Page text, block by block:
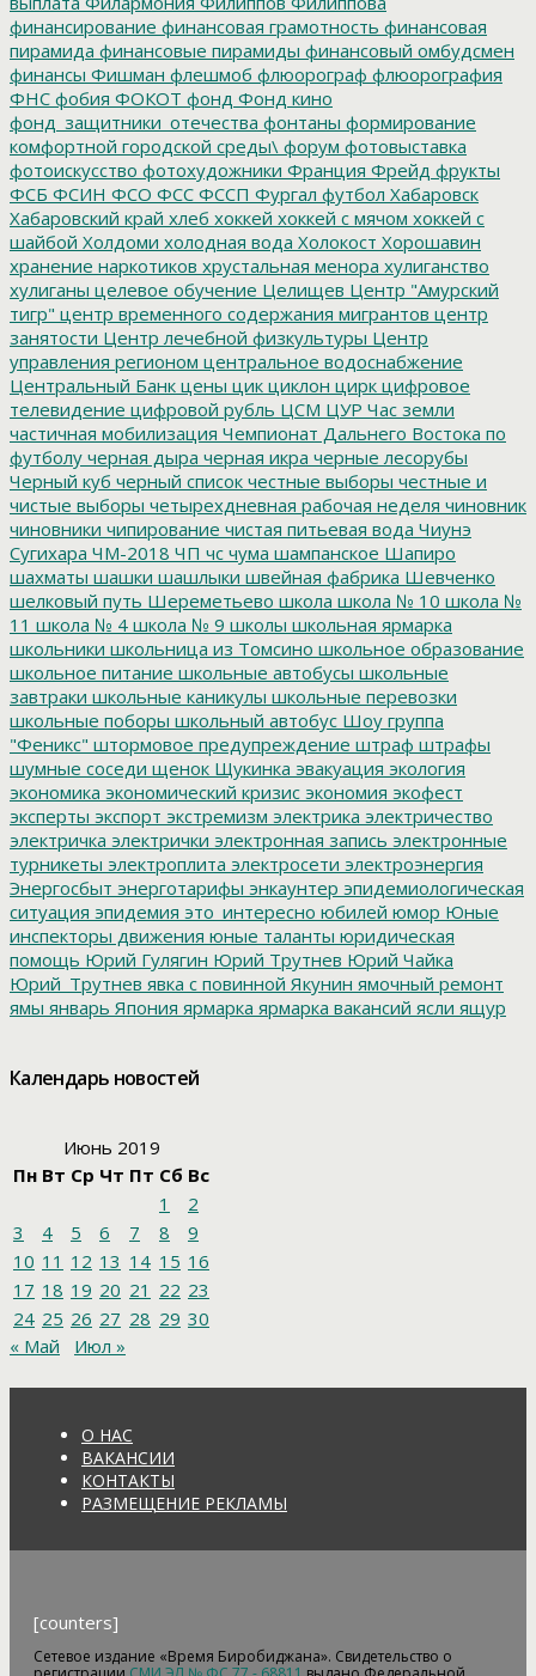
финансирование финансовая грамотность финансовая
пирамида финансовые пирамиды финансовый омбудсмен
финансы Фишман флешмоб флюорограф флюорография
ФНС фобия ФОКОТ фонд Фонд кино
фонд_защитники_отечества фонтаны формирование
комфортной городской среды\ форум фотовыставка
фотоискусство фотохудожники Франция Фрейд фрукты
ФСБ ФСИН ФСО ФСС ФССП Фургал футбол Хабаровск
Хабаровский край хлеб хоккей хоккей с мячом хоккей с
шайбой Холдоми холодная вода Холокост Хорошавин
хранение наркотиков хрустальная менора хулиганство
хулиганы целевое обучение Целищев Центр "Амурский
тигр" центр временного содержания мигрантов центр
занятости Центр лечебной физкультуры Центр
управления регионом центральное водоснабжение
Центральный Банк цены цик циклон цирк цифровое
телевидение цифровой рубль ЦСМ ЦУР Час земли
частичная мобилизация Чемпионат Дальнего Востока по
футболу черная дыра черная икра черные лесорубы
Черный куб черный список честные выборы честные и
чистые выборы четырехдневная рабочая неделя чиновник
чиновники чипирование чистая питьевая вода Чиунэ
Сугихара ЧМ-2018 ЧП чс чума шампанское Шапиро
шахматы шашки шашлыки швейная фабрика Шевченко
шелковый путь Шереметьево школа школа № 10 школа №
11 школа № 4 школа № 9 школы школьная ярмарка
школьники школьница из Томсино школьное образование
школьное питание школьные автобусы школьные
завтраки школьные каникулы школьные перевозки
школьные поборы школьный автобус Шоу группа
"Феникс" штормовое предупреждение штраф штрафы
шумные соседи щенок Щукинка эвакуация экология
экономика экономический кризис экономия экофест
эксперты экспорт экстремизм электрика электричество
электричка электрички электронная запись электронные
турникеты электроплита электросети электроэнергия
Энергосбыт энерготарифы энкаунтер эпидемиологическая
ситуация эпидемия это_интересно юбилей юмор Юные
инспекторы движения юные таланты юридическая
помощь Юрий Гулягин Юрий Трутнев Юрий Чайка
Юрий_Трутнев явка с повинной Якунин ямочный ремонт
ямы январь Япония ярмарка ярмарка вакансий ясли ящур
Календарь новостей
Июнь 2019
Пн Вт Ср Чт Пт Сб Вс
1
2
3
4 5 6 7 8
9
10 11 12 13 14 15 16
17 18 19 20 21 22 23
24 25 26 27 28 29 30
« Май
Июл »
О НАС
ВАКАНСИИ
КОНТАКТЫ
РАЗМЕЩЕНИЕ РЕКЛАМЫ
[counters]
Сетевое издание «Время Биробиджана». Свидетельство о